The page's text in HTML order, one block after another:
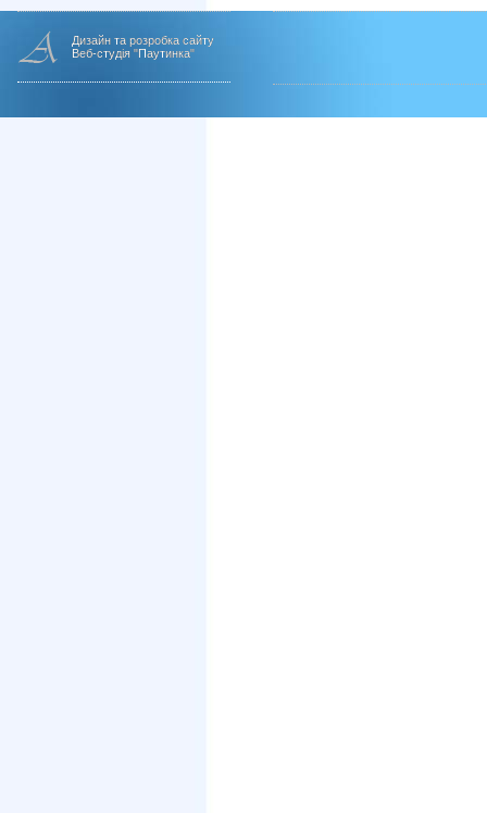
Дизайн та розробка сайту
Веб-студія "Паутинка"